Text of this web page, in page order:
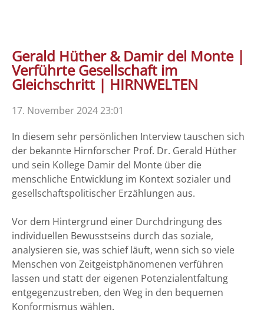
Gerald Hüther & Damir del Monte |
Verführte Gesellschaft im
Gleichschritt | HIRNWELTEN
17. November 2024 23:01
In diesem sehr persönlichen Interview tauschen sich
der bekannte Hirnforscher Prof. Dr. Gerald Hüther
und sein Kollege Damir del Monte über die
menschliche Entwicklung im Kontext sozialer und
gesellschaftspolitischer Erzählungen aus.
Vor dem Hintergrund einer Durchdringung des
individuellen Bewusstseins durch das soziale,
analysieren sie, was schief läuft, wenn sich so viele
Menschen von Zeitgeistphänomenen verführen
lassen und statt der eigenen Potenzialentfaltung
entgegenzustreben, den Weg in den bequemen
Konformismus wählen.